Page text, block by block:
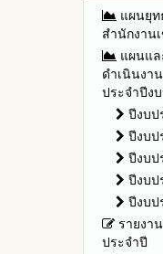
ข้อมูลผู้
ข้อมูลก
ทางการส
ระเบีย
นโยบา
บุคคล
ข่าวปร
ข่าวสา
เกี่ยวข้อง
โปร่งใส
แผนยุ
สำนักงาน
แผนแล
ดำเนินงา
ประจำปีง
ปีงบป
ปีงบป
ปีงบป
ปีงบป
ปีงบป
รายงา
ประจำปี